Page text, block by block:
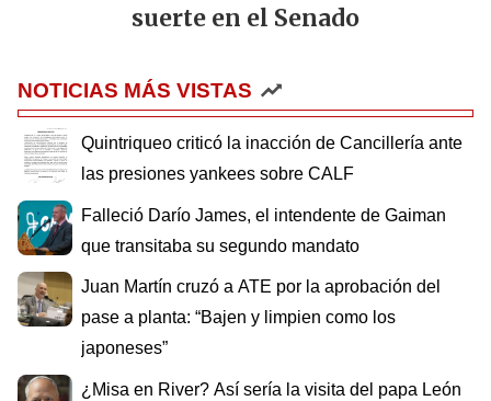
suerte en el Senado
NOTICIAS MÁS VISTAS
Quintriqueo criticó la inacción de Cancillería ante
las presiones yankees sobre CALF
Falleció Darío James, el intendente de Gaiman
que transitaba su segundo mandato
Juan Martín cruzó a ATE por la aprobación del
pase a planta: “Bajen y limpien como los
japoneses”
¿Misa en River? Así sería la visita del papa León